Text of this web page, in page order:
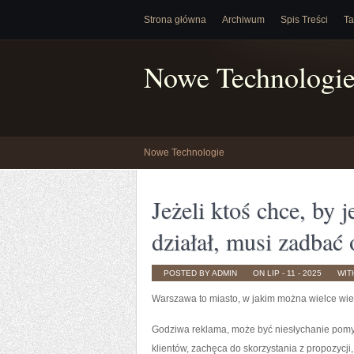
Strona główna Archiwum Spis Treści
Nowe
Nowe Technologie
Jeżeli ktoś chce, by
działał, musi
POSTED BY ADMIN ON LIP - 11 - 2025
Warszawa to miasto, w jakim można wielce
Godziwa reklama, może być niesłychanie
klientów, zachęca do skorzystania z